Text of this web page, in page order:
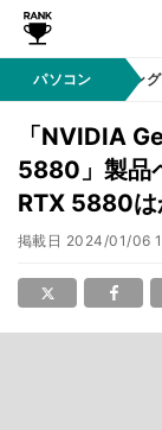
パソコン
PC本体 ゲーミン
「NVIDIA
5880」製品
RTX 5880は
掲載日 2024/01/06